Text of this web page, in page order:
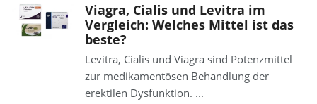
Viagra, Cialis und Levitra im
Vergleich: Welches Mittel ist das
beste?
Levitra, Cialis und Viagra sind Potenzmittel
zur medikamentösen Behandlung der
erektilen Dysfunktion. ...